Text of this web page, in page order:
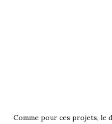
Comme pour ces projets, le